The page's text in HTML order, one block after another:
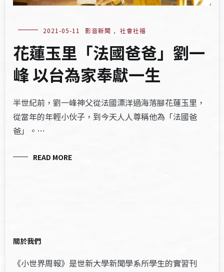
2021-05-11 影音新聞 , 社會社福
花蓮玉里「法國爸爸」劉一
峰 以台為家奉獻一生
半世紀前，劉一峰神父從法國漂洋過海落腳花蓮玉里，
從當年的年輕小伙子，到今天人人尊稱他為「法國爸
爸」。…
READ MORE
關於我們
《小世界周報》是世新大學新聞學系所學生的實習刊